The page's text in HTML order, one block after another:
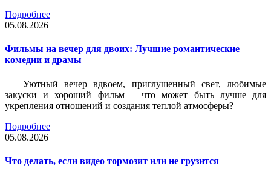
Подробнее
05.08.2026
Фильмы на вечер для двоих: Лучшие романтические
комедии и драмы
Уютный вечер вдвоем, приглушенный свет, любимые
закуски и хороший фильм – что может быть лучше для
укрепления отношений и создания теплой атмосферы?
Подробнее
05.08.2026
Что делать, если видео тормозит или не грузится